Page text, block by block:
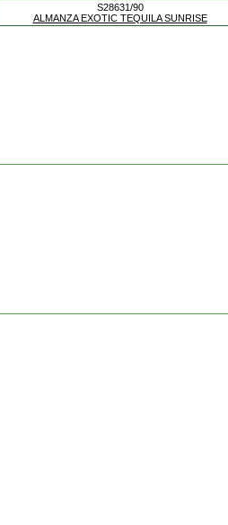
S28631/90
ALMANZA EXOTIC TEQUILA SUNRISE